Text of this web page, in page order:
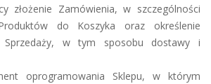
złożenie Zamówienia, w szczególności
do Koszyka oraz określenie
Sprzedaży, w tym sposobu dostawy i
oprogramowania Sklepu, w którym